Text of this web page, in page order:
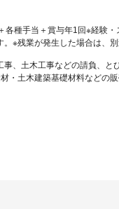
各種手当＋賞与年1回※経験
※残業が発生した場合は、別
事、土木工事などの請負、と
・土木建築基礎材料などの販